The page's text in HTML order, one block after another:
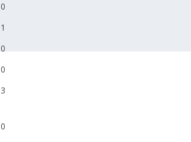
0
1
0
0
3
0